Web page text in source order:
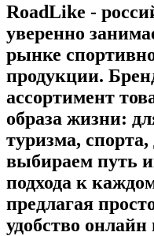
RoadLike -
уверенно
рынке
продукции.
ассортимент
образа жизни:
туризма,
выбираем путь
подхода к
предлагая
удобство